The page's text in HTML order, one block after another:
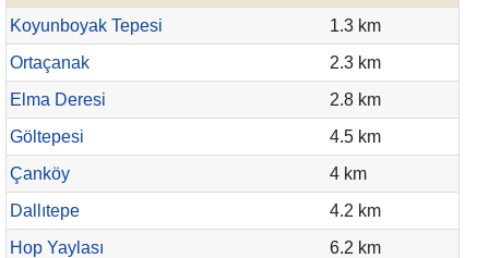
Koyunboyak Tepesi
1.3 km
Ortaçanak
2.3 km
Elma Deresi
2.8 km
Göltepesi
4.5 km
Çanköy
4 km
Dallıtepe
4.2 km
Hop Yaylası
6.2 km